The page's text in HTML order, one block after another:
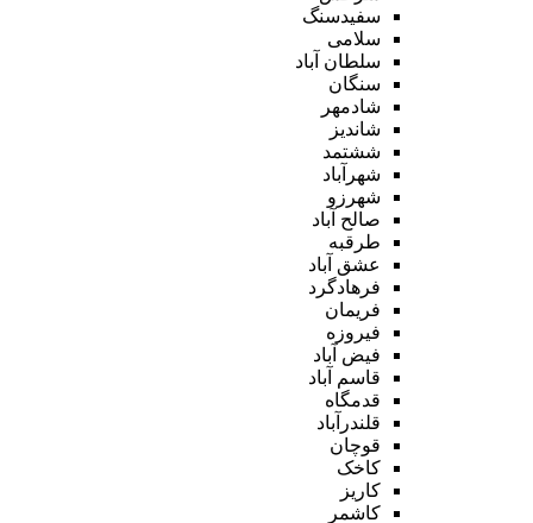
سفیدسنگ
سلامی
سلطان آباد
سنگان
شادمهر
شاندیز
ششتمد
شهرآباد
شهرزو
صالح آباد
طرقبه
عشق آباد
فرهادگرد
فریمان
فیروزه
فیض آباد
قاسم آباد
قدمگاه
قلندرآباد
قوچان
کاخک
کاریز
کاشمر